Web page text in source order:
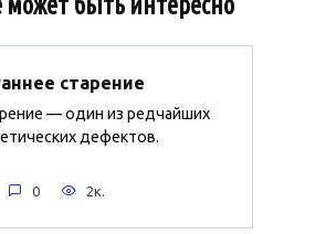
старение
— один из редчайших
дефектов.
0 2к.